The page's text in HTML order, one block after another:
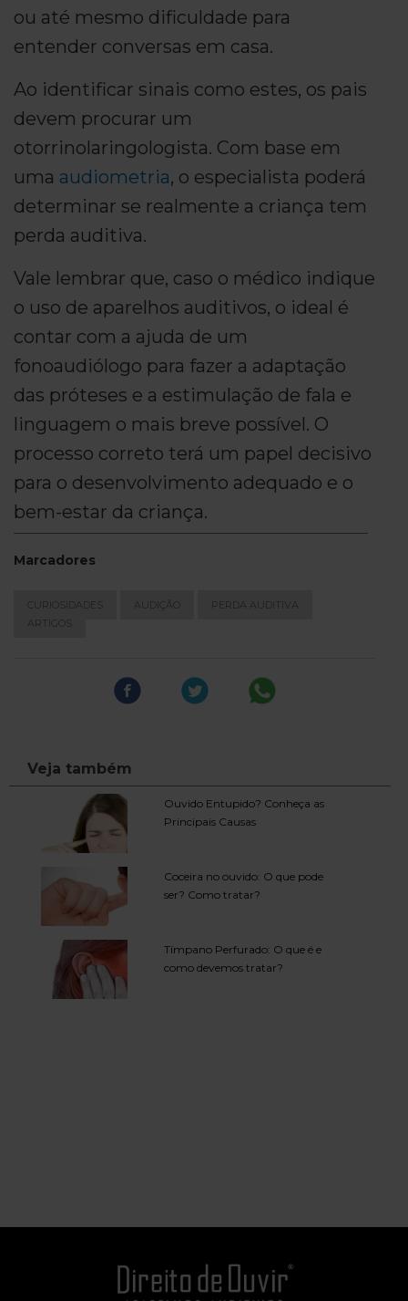
ou até mesmo dificuldade para
entender conversas em casa.
Ao identificar sinais como estes, os pais
devem procurar um
otorrinolaringologista. Com base em
uma audiometria, o especialista poderá
determinar se realmente a criança tem
perda auditiva.
Vale lembrar que, caso o médico indique
o uso de aparelhos auditivos, o ideal é
contar com a ajuda de um
fonoaudiólogo para fazer a adaptação
das próteses e a estimulação de fala e
linguagem o mais breve possível. O
processo correto terá um papel decisivo
para o desenvolvimento adequado e o
bem-estar da criança.
Marcadores
CURIOSIDADES AUDIÇÃO
PERDA AUDITIVA
ARTIGOS
Ouvido Entupido? Conheça as
Principais Causas
Coceira no ouvido: O que pode
ser? Como tratar?
Tímpano Perfurado: O que é e
como devemos tratar?
Veja também